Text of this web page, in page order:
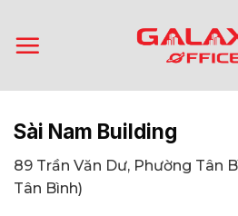
qua
nội
Sài Nam Building
89 Trần Văn Dư, Phường Tân
Tân Bình)